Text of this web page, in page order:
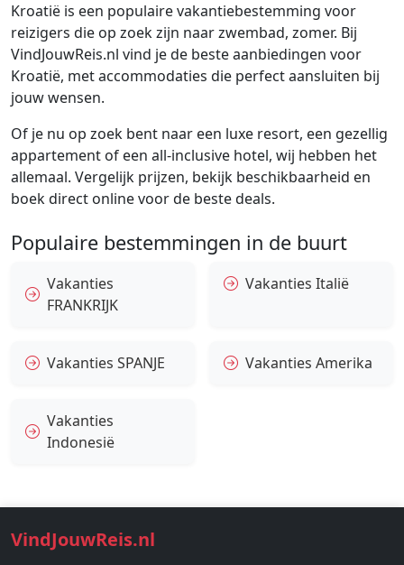
Kroatië is een populaire vakantiebestemming voor
reizigers die op zoek zijn naar zwembad, zomer. Bij
VindJouwReis.nl vind je de beste aanbiedingen voor
Kroatië, met accommodaties die perfect aansluiten bij
jouw wensen.
Of je nu op zoek bent naar een luxe resort, een gezellig
appartement of een all-inclusive hotel, wij hebben het
allemaal. Vergelijk prijzen, bekijk beschikbaarheid en
boek direct online voor de beste deals.
Populaire bestemmingen in de buurt
Vakanties
FRANKRIJK
Vakanties Italië
Vakanties SPANJE Vakanties Amerika
Vakanties
Indonesië
VindJouwReis.nl